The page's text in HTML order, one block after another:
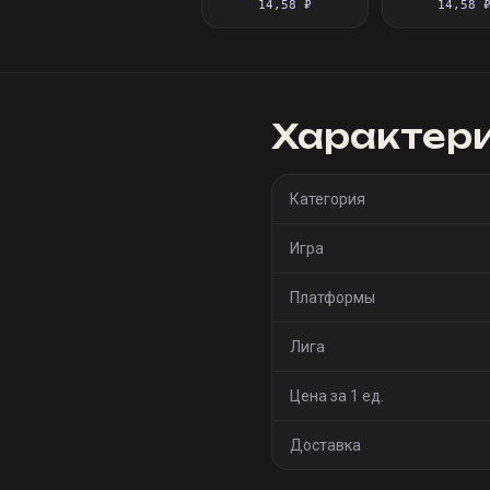
14,58 ₽ 14,58 ₽
Категория
Игра
Платформы
Лига
Цена за 1 ед.
Доставка